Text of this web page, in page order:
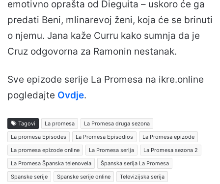
emotivno oprašta od Dieguita – uskoro će ga
predati Beni, mlinarevoj ženi, koja će se brinuti
o njemu. Jana kaže Curru kako sumnja da je
Cruz odgovorna za Ramonin nestanak.
Sve epizode serije La Promesa na ikre.online
pogledajte Ovdje.
Tagovi La promesa
La Promesa druga sezona
La promesa Episodes
La Promesa Episodios
La Promesa epizode
La promesa epizode online
La Promesa serija
La Promesa sezona 2
La Promesa Španska telenovela
Španska serija La Promesa
Spanske serije
Spanske serije online
Televizijska serija